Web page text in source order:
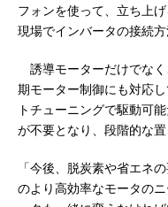
フォンを使って、立ち上
現場でインバータの接続
誘導モーターだけでなく
期モーター制御にも対応
トチューニングで駆動可
が不要となり、段階的な
「今後、脱炭素や省エネ
のより高効率なモータの